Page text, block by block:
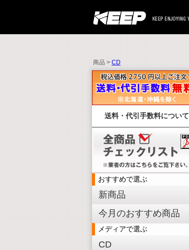
商品 >CD
送料・代引手数料について
おすすめで選ぶ
新商品
今月のおすすめ商品
メディアで選ぶ
CD